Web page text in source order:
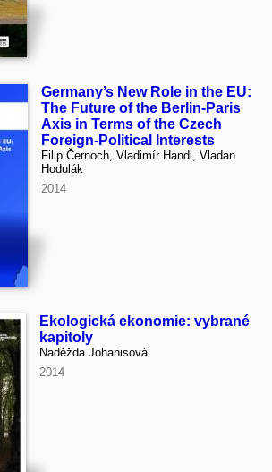
Germany’s New Role in the EU:
The Future of the Berlin-Paris
Axis in Terms of the Czech
Foreign-Political Interests
Filip Černoch, Vladimír Handl, Vladan
Hodulák
2014
Ekologická ekonomie: vybrané
kapitoly
Naděžda Johanisová
2014